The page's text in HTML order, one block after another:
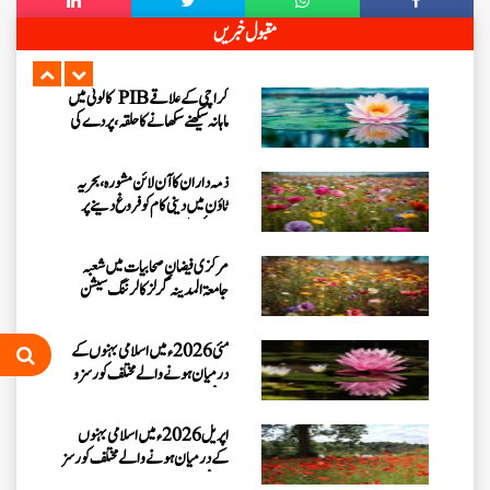
مقبول خبریں
سری لنکا شیڈول کے اہداف کی تکمیل
اور آئندہ پلاننگ کے لیے آن لائن
کراچی کے علاقے PIB کالونی میں
ماہانہ سیکھنے سکھانے کا حلقہ، پردے کی
ذمہ داران کا آن لائن مشورہ، بحریہ
ٹاؤن میں دینی کام کو فروغ دینے پر
مرکزی فیضانِ صحابیات میں شعبہ
جامعۃ المدینہ گرلز کا لرننگ سیشن
مئی 2026ء میں اسلامی بہنوں کے
درمیان ہونے والے مختلف کورسز و
اپریل 2026ء میں اسلامی بہنوں
کے درمیان ہونے والے مختلف کورسز